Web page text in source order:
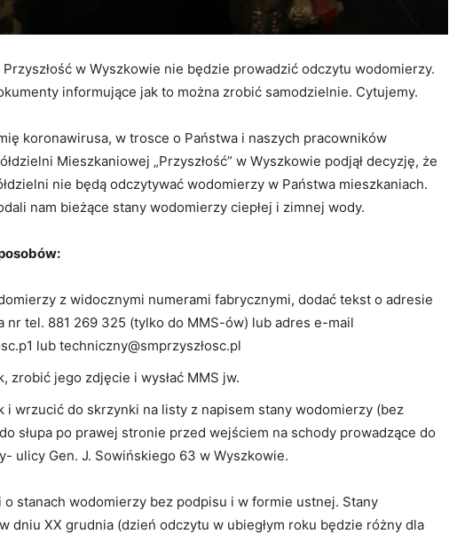
w Wyszkowie nie będzie prowadzić odczytu wodomierzy.
informujące jak to można zrobić samodzielnie. Cytujemy.
koronawirusa, w trosce o Państwa i naszych pracowników
Mieszkaniowej „Przyszłość” w Wyszkowie podjął decyzję, że
nie będą odczytywać wodomierzy w Państwa mieszkaniach.
nam bieżące stany wodomierzy ciepłej i zimnej wody.
z widocznymi numerami fabrycznymi, dodać tekst o adresie
nr tel. 881 269 325 (tylko do MMS-ów) lub adres e-mail
lub techniczny@smprzyszłosc.pl
zrobić jego zdjęcie i wysłać MMS jw.
i wrzucić do skrzynki na listy z napisem stany wodomierzy (bez
słupa po prawej stronie przed wejściem na schody prowadzące do
ulicy Gen. J. Sowińskiego 63 w Wyszkowie.
stanach wodomierzy bez podpisu i w formie ustnej. Stany
dniu XX grudnia (dzień odczytu w ubiegłym roku będzie różny dla